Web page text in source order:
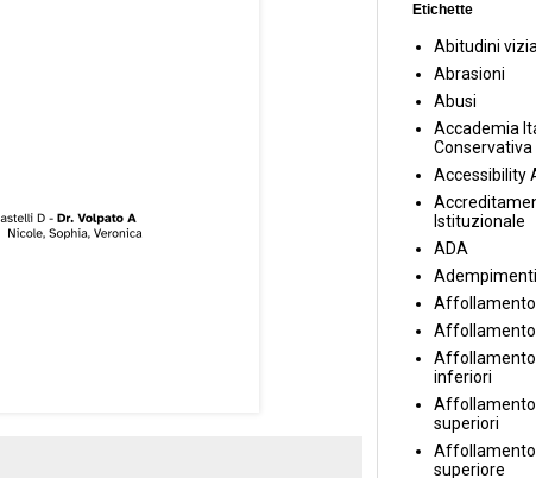
Etichette
Abitudini
Abrasioni
Abusi
Accademia
Conservativa
Accessibility
Istituzionale
ADA
Adempimenti
Affollamento
inferiori
Affollamento
superiori
Affollamento
superiore